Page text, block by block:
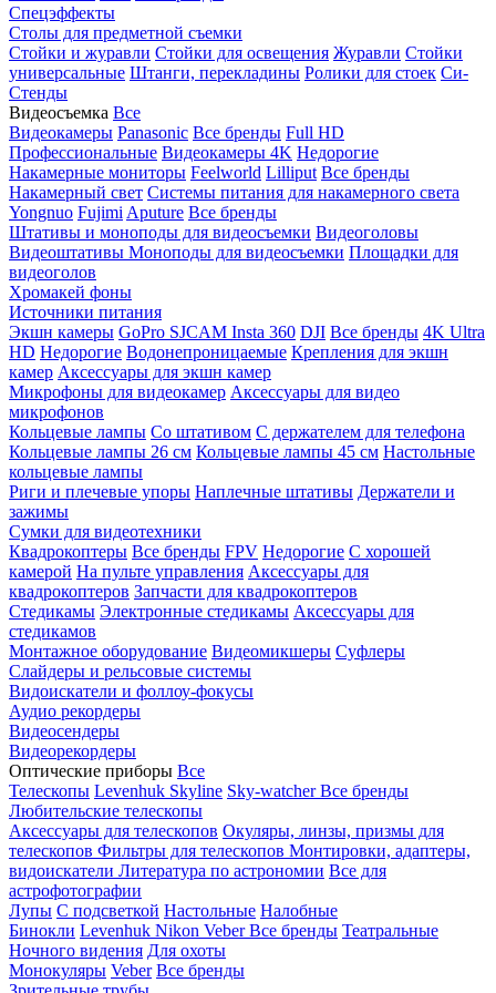
Спецэффекты
Столы для предметной съемки
Стойки и журавли Стойки для освещения Журавли Стойки
универсальные Штанги, перекладины Ролики для стоек Си-
Стенды
Видеосъемка Все
Видеокамеры Panasonic Все бренды Full HD
Профессиональные Видеокамеры 4K Недорогие
Накамерные мониторы Feelworld Lilliput Все бренды
Накамерный свет Системы питания для накамерного света
Yongnuo Fujimi Aputure Все бренды
Штативы и моноподы для видеосъемки Видеоголовы
Видеоштативы Моноподы для видеосъемки Площадки для
видеоголов
Хромакей фоны
Источники питания
Экшн камеры GoPro SJCAM Insta 360 DJI Все бренды 4K Ultra
HD Недорогие Водонепроницаемые Крепления для экшн
камер Аксессуары для экшн камер
Микрофоны для видеокамер Аксессуары для видео
микрофонов
Кольцевые лампы Со штативом C держателем для телефона
Кольцевые лампы 26 см Кольцевые лампы 45 см Настольные
кольцевые лампы
Риги и плечевые упоры Наплечные штативы Держатели и
зажимы
Сумки для видеотехники
Квадрокоптеры Все бренды FPV Недорогие С хорошей
камерой На пульте управления Аксессуары для
квадрокоптеров Запчасти для квадрокоптеров
Стедикамы Электронные стедикамы Аксессуары для
стедикамов
Монтажное оборудование Видеомикшеры Суфлеры
Слайдеры и рельсовые системы
Видоискатели и фоллоу-фокусы
Аудио рекордеры
Видеосендеры
Видеорекордеры
Оптические приборы Все
Телескопы Levenhuk Skyline Sky-watcherВсе бренды
Любительские телескопы
Аксессуары для телескопов Окуляры, линзы, призмы для
телескопов Фильтры для телескопов Монтировки, адаптеры,
видоискатели Литература по астрономии Все для
астрофотографии
Лупы С подсветкой Настольные Налобные
Бинокли Levenhuk Nikon VeberВсе бренды Театральные
Ночного видения Для охоты
Монокуляры Veber Все бренды